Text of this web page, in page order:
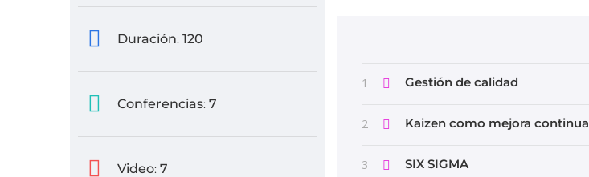
Duración: 120
Conferencias: 7
Video: 7
1 Gestión de calidad
2 Kaizen como mejora continua
3 SIX SIGMA